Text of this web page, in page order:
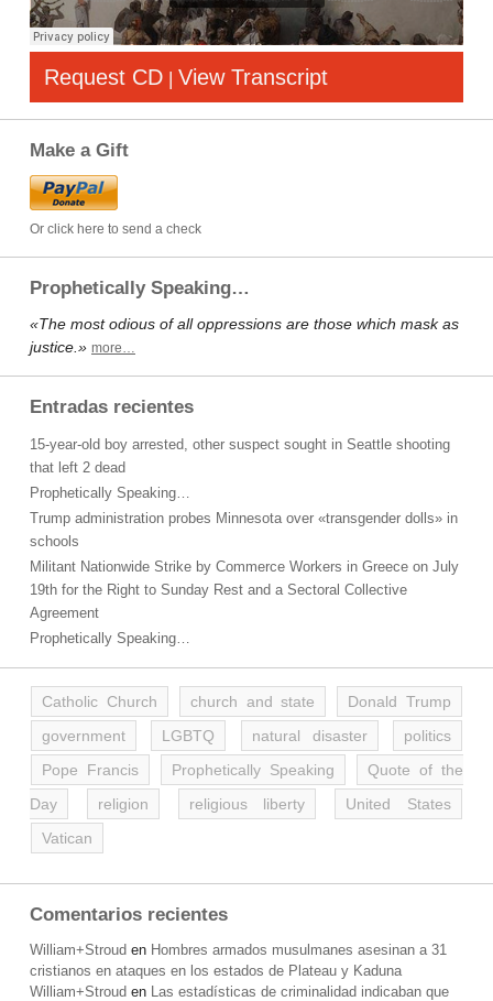
Request CD | View Transcript
Make a Gift
Or click here to send a check
Prophetically Speaking…
«The most odious of all oppressions are those which mask as
justice.» more…
Entradas recientes
15-year-old boy arrested, other suspect sought in Seattle shooting
that left 2 dead
Prophetically Speaking…
Trump administration probes Minnesota over «transgender dolls» in
schools
Militant Nationwide Strike by Commerce Workers in Greece on July
19th for the Right to Sunday Rest and a Sectoral Collective
Agreement
Prophetically Speaking…
Catholic Church church and state
Donald Trump
government
LGBTQ natural disaster
politics
Pope Francis
Prophetically Speaking
Quote of the
Day
religion religious liberty
United States
Vatican
Comentarios recientes
William+Stroud en Hombres armados musulmanes asesinan a 31
cristianos en ataques en los estados de Plateau y Kaduna
William+Stroud en Las estadísticas de criminalidad indicaban que